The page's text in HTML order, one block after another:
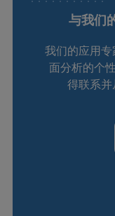
与我们
我们的应用
面分析的个
得联系并